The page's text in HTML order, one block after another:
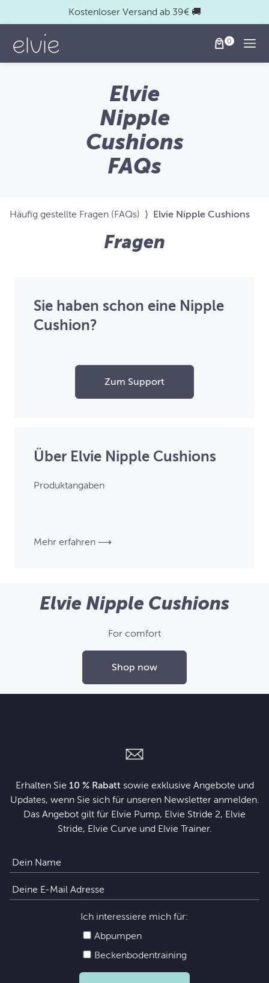
Kostenloser Versand ab 39€ 🚚
Elvie
Nipple
Cushions
FAQs
Häufig gestellte Fragen (FAQs) ⟩ Elvie Nipple Cushions
Fragen
Sie haben schon eine Nipple
Cushion?
Zum Support
Über Elvie Nipple Cushions
Produktangaben
Mehr erfahren ⟶
Elvie Nipple Cushions
For comfort
Shop now
Erhalten Sie 10 % Rabattsowie exklusive Angebote und
Updates, wenn Sie sich für unseren Newsletter anmelden.
Das Angebot gilt für Elvie Pump, Elvie Stride 2, Elvie
Stride, Elvie Curve und Elvie Trainer.
Ich interessiere mich für:
Abpumpen
Beckenbodentraining